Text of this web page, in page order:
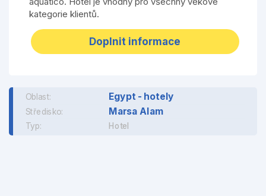
kategorie klientů.
Doplnit informace
Oblast: Egypt - hotely
Středisko: Marsa Alam
Typ: Hotel